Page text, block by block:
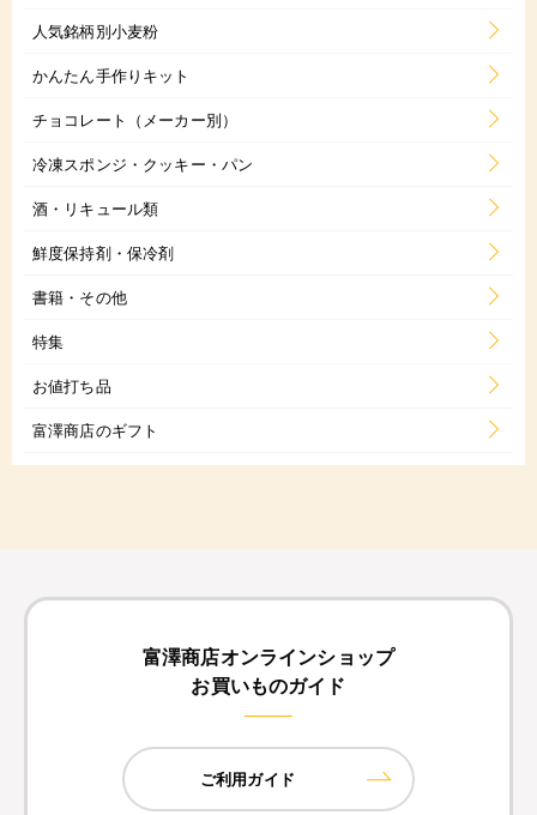
人気銘柄別小麦粉
かんたん手作りキット
チョコレート（メーカー別）
冷凍スポンジ・クッキー・パン
酒・リキュール類
鮮度保持剤・保冷剤
書籍・その他
特集
お値打ち品
富澤商店のギフト
富澤商店オンラインショップ
お買いものガイド
ご利用ガイド